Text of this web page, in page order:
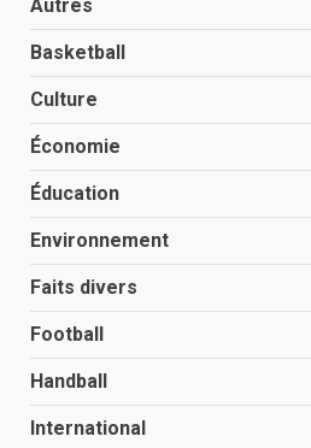
Autres
Basketball
Culture
Économie
Éducation
Environnement
Faits divers
Football
Handball
International